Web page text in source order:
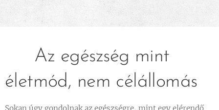
🌸 Az egészség mint
életmód, nem célállomás